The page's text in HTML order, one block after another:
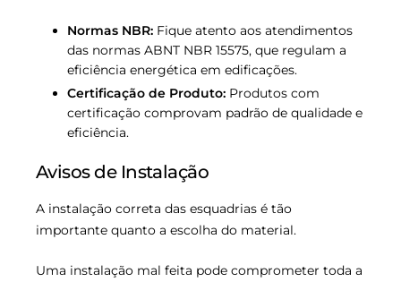
Normas NBR: Fique atento aos atendimentos
das normas ABNT NBR 15575, que regulam a
eficiência energética em edificações.
Certificação de Produto: Produtos com
certificação comprovam padrão de qualidade e
eficiência.
Avisos de Instalação
A instalação correta das esquadrias é tão
importante quanto a escolha do material.
Uma instalação mal feita pode comprometer toda a